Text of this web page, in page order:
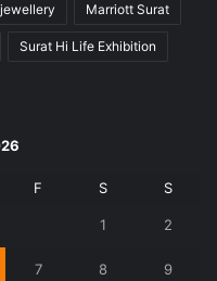
jewellery Marriott Surat
Surat Hi Life Exhibition
F S S
1 2
7 8 9